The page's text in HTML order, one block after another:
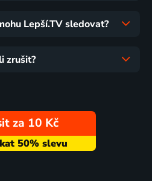
Lepší.TV sledovat?
zrušit?
za 10 Kč